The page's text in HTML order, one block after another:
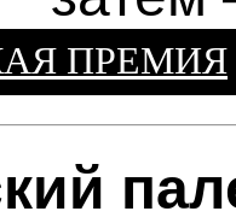
ПРЕМИЯ